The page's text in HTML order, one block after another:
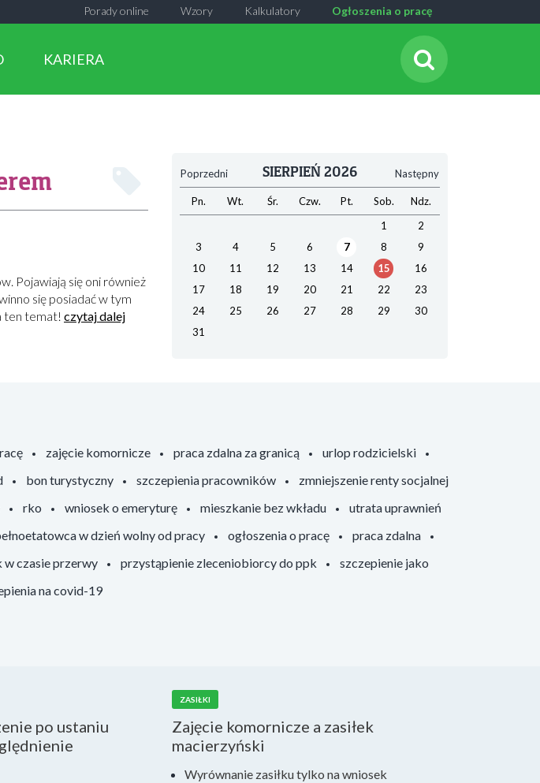
Ogłoszenia o pracę
Kalkulatory
Wzory
Porady online
KARIERA
Pojawiają się oni również
się posiadać w tym
ten temat! czytaj dalej
Poprzedni Następny
SIERPIEŃ 2026
Pn. Wt. Śr. Czw. Pt. Sob.
Ndz.
1
2
3
4 5 6 7 8
9
10
11 12 13 14 15
16
17
18 19 20 21 22
23
24
25 26 27 28 29
30
31
zajęcie komornicze praca zdalna za granicą
urlop rodzicielski
bon turystyczny szczepienia pracowników
zmniejszenie renty socjalnej
rko wniosek o emeryturę mieszkanie bez wkładu
utrata uprawnień
w dzień wolny od pracy ogłoszenia o pracę
praca zdalna
w czasie przerwy przystąpienie zleceniobiorcy do ppk
szczepienie jako
na covid-19
po ustaniu
ZASIŁKI
Zajęcie komornicze a zasiłek
macierzyński
Wyrównanie zasiłku tylko na wniosek